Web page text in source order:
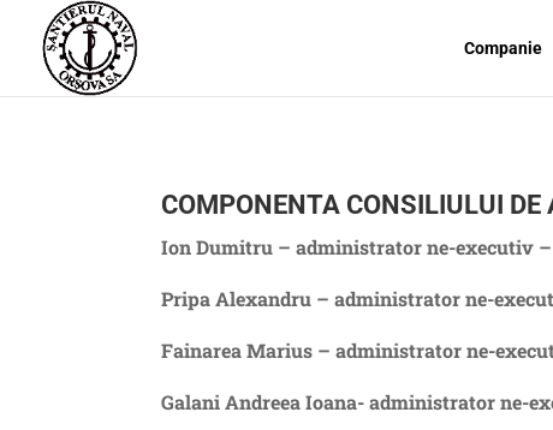
Companie
COMPONENTA CONSILIULUI
Ion Dumitru – administrator ne-executiv –
Pripa Alexandru – administrator ne-
Fainarea Marius – administrator ne-
Galani Andreea Ioana- administrator ne-